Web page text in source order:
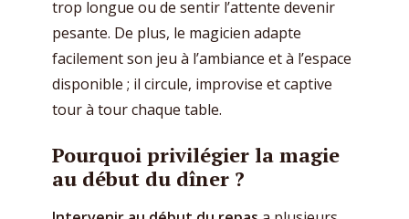
trop longue ou de sentir l’attente devenir
pesante. De plus, le magicien adapte
facilement son jeu à l’ambiance et à l’espace
disponible ; il circule, improvise et captive
tour à tour chaque table.
Pourquoi privilégier la magie
au début du dîner ?